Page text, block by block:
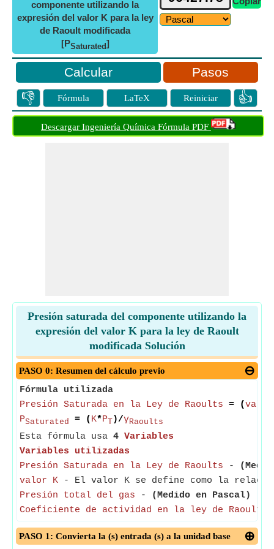
componente utilizando la
expresión del valor K para la ley
de Raoult modificada
[PSaturated]
Pasos
👎 Fórmula LaTeX Reiniciar 👍
Descargar Ingeniería Química Fórmula PDF
Presión saturada del componente utilizando la
expresión del valor K para la ley de Raoult
modificada Solución
PASO 0: Resumen del cálculo previo
Fórmula utilizada
Presión Saturada en la Ley de Raoults = (valor
PSaturated = ( K*P T )/γRaoults
Esta fórmula usa 4 Variables
Variables utilizadas
Presión Saturada en la Ley de Raoults -
valor K - El valor K se define como la
Presión total del gas - (Medido en Pascal)
Coeficiente de actividad en la ley de Raoults
PASO 1: Convierta la (s) entrada (s) a la unidad base